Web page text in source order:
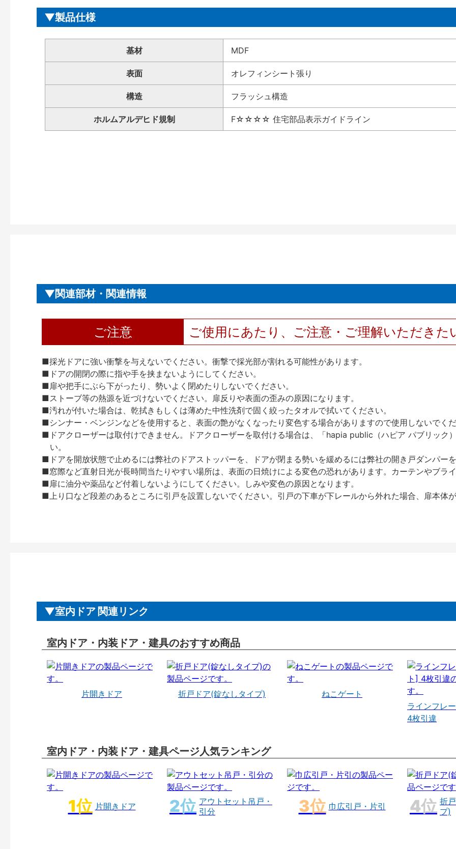
製品仕様
基材 MDF
表面 オレフィンシート張り
構造 フラッシュ構造
ホルムアルデヒド規制 F☆☆☆☆ 住宅部品表示ガイドライン
関連部材・関連情報
ご注意 ご使用にあたり、ご注意・ご理解いただきた
■採光ドアに強い衝撃を与えないでください。衝撃で採光部が割れる可能性があります。
■ドアの開閉の際に指や手を挟まないようにしてください。
■扉や把手にぶら下がったり、勢いよく閉めたりしないでください。
■ストーブ等の熱源を近づけないでください。扉反りや表面の歪みの原因になります。
■汚れが付いた場合は、乾拭きもしくは薄めた中性洗剤で固く絞ったタオルで拭いてください。
■シンナー・ベンジンなどを使用すると、表面の艶がなくなったり変色する場合がありますので使用しないでく
■ドアクローザーは取付けできません。ドアクローザーを取付ける場合は、「hapia public（ハピア パブリック
い。
■ドアを開放状態で止めるには弊社のドアストッパーを、ドアが閉まる勢いを緩めるには弊社の開き戸ダンパー
■窓際など直射日光が長時間当たりやすい場所は、表面の日焼けによる変色の恐れがあります。カーテンやブラ
■扉に油分や薬品など付着しないようにしてください。しみや変色の原因となります。
■上り口など段差のあるところに引戸を設置しないでください。引戸の下車が下レールから外れた場合、扉本体
室内ドア 関連リンク
室内ドア・内装ドア・建具のおすすめ商品
片開きドア 折戸ドア(錠なしタイプ)
ねこゲート
ラインフレ
4枚引違
室内ドア・内装ドア・建具ページ人気ランキング
片開きドア
アウトセット吊戸・
引分
巾広引戸・片引
折
プ)